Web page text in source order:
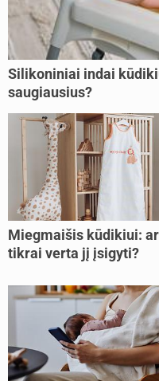
Silikoniniai indai
saugiausius?
Miegmaišis kūdikiui: ar
tikrai verta jį įsigyti?